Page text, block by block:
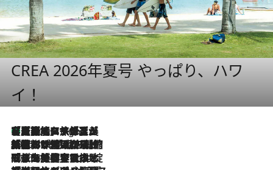
CREA 2026年夏号 やっぱり、ハワ
イ！
2 Hours Ago
【厳選旅コスメ】「多機能アイテムがメイン！」旅好き美容エディターが選んだ夏旅ベストコスメを発表【Mサイズジップ】
2026.8.6
「荷物が増えるほど旅ストレスは増す」美容ジャーナリストがたどり着いた最終結論。“化粧品を劇的に減らす”感動の凝縮美容とは
2026.8.6
「旅先には金髪ウィッグを持参」日本と同じメイクでは損してる!? 美容ジャーナリストが提案する“掟破りの旅美容”とは